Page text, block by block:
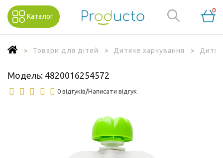
Каталог
0
Товари для дітей Дитяче харчування
Модель: 4820016254572
0 відгуків/Написати відгук